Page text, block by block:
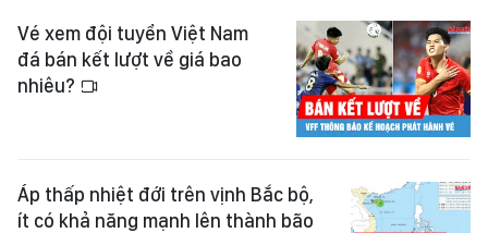
Vé xem đội tuyển Việt Nam
đá bán kết lượt về giá bao
nhiêu?
Áp thấp nhiệt đới trên vịnh Bắc bộ,
ít có khả năng mạnh lên thành bão